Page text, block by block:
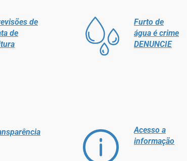
de
de
Furto de
água é crime
DENUNCIE
Acesso a
informação